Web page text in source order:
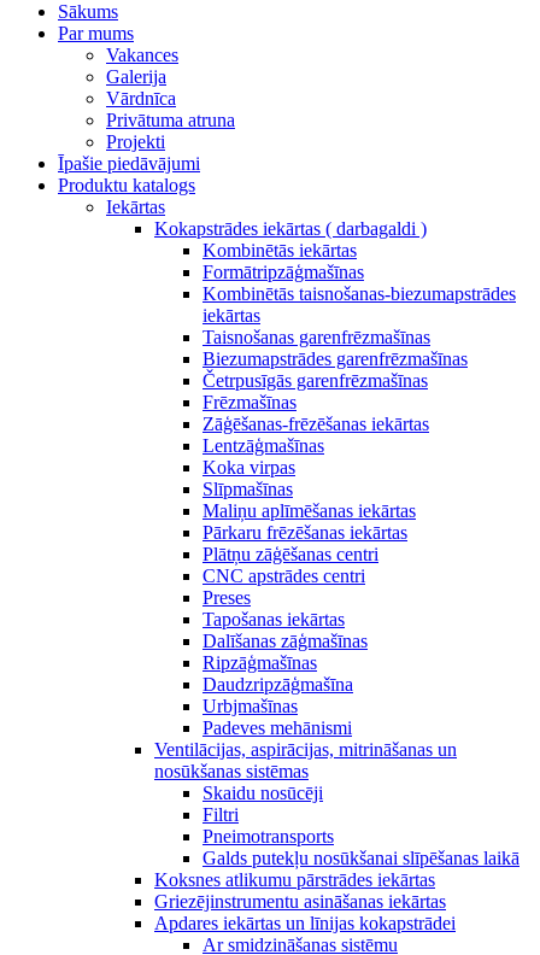
Sākums
Par mums
Vakances
Galerija
Vārdnīca
Privātuma atruna
Projekti
Īpašie piedāvājumi
Produktu katalogs
Iekārtas
Kokapstrādes iekārtas ( darbagaldi )
Kombinētās iekārtas
Formātripzāģmašīnas
Kombinētās taisnošanas-biezumapstrādes
iekārtas
Taisnošanas garenfrēzmašīnas
Biezumapstrādes garenfrēzmašīnas
Četrpusīgās garenfrēzmašīnas
Frēzmašīnas
Zāģēšanas-frēzēšanas iekārtas
Lentzāģmašīnas
Koka virpas
Slīpmašīnas
Maliņu aplīmēšanas iekārtas
Pārkaru frēzēšanas iekārtas
Plātņu zāģēšanas centri
CNC apstrādes centri
Preses
Tapošanas iekārtas
Dalīšanas zāģmašīnas
Ripzāģmašīnas
Daudzripzāģmašīna
Urbjmašīnas
Padeves mehānismi
Ventilācijas, aspirācijas, mitrināšanas un
nosūkšanas sistēmas
Skaidu nosūcēji
Filtri
Pneimotransports
Galds putekļu nosūkšanai slīpēšanas laikā
Koksnes atlikumu pārstrādes iekārtas
Griezējinstrumentu asināšanas iekārtas
Apdares iekārtas un līnijas kokapstrādei
Ar smidzināšanas sistēmu